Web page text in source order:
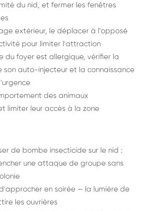
du nid, et fermer les fenêtres
extérieur, le déplacer à l'opposé
pour limiter l'attraction
du foyer est allergique, vérifier la
son auto-injecteur et la connaissance
des animaux
limiter leur accès à la zone
de bombe insecticide sur le nid :
une attaque de groupe sans
en soirée — la lumière de
les ouvrières